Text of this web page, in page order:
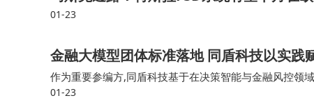
01-23
金融大模型团体标准落地 同盾科技以实践
作为重要参编方,同盾科技基于在决策智能与金融风控领
金融科技生态。此次发布的两项标准,系统性明确了金融
01-23